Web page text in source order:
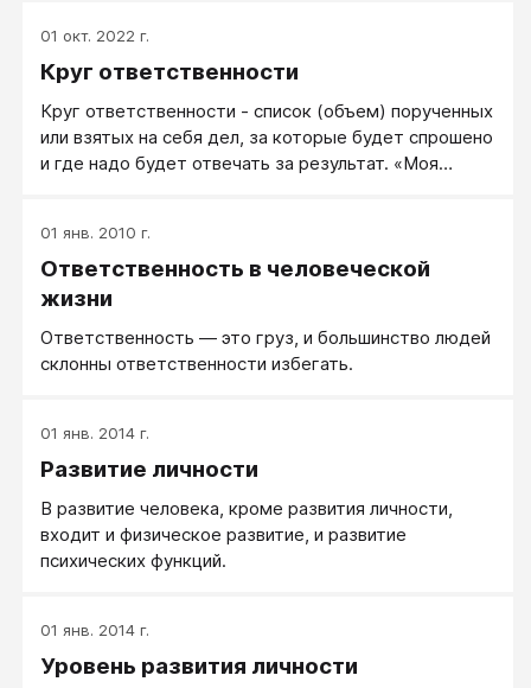
01 окт. 2022 г.
Круг ответственности
Круг ответственности - список (объем) порученных
или взятых на себя дел, за которые будет спрошено
и где надо будет отвечать за результат. «Моя
мы нести не обязаны. Но можем, если сочтем
целесообразным. Чем более ответственный
человек, тем больше объем того, за что он
01 янв. 2010 г.
Ответственность в человеческой
жизни
Ответственность — это груз, и большинство людей
склонны ответственности избегать.
01 янв. 2014 г.
Развитие личности
В развитие человека, кроме развития личности,
входит и физическое развитие, и развитие
психических функций.
01 янв. 2014 г.
Уровень развития личности